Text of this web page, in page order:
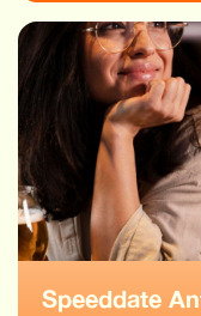
Speeddate